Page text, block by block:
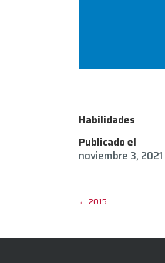
Habilidades
Publicado el
noviembre 3, 2021
← 2015